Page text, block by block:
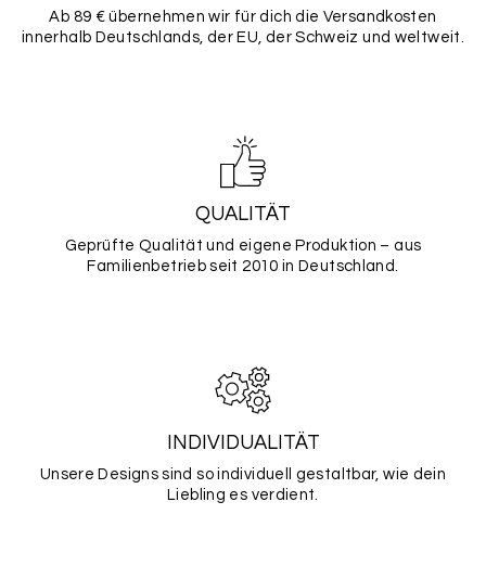
Ab 89 € übernehmen wir für dich die Versandkosten
innerhalb Deutschlands, der EU, der Schweiz und weltweit.
QUALITÄT
Geprüfte Qualität und eigene Produktion – aus
Familienbetrieb seit 2010 in Deutschland.
INDIVIDUALITÄT
Unsere Designs sind so individuell gestaltbar, wie dein
Liebling es verdient.